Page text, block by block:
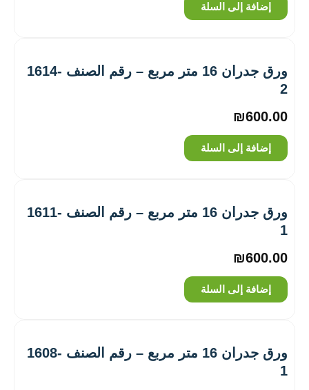
إضافة إلى السلة
ورق جدران 16 متر مربع – رقم الصنف ‎1614-
2
₪600.00
إضافة إلى السلة
ورق جدران 16 متر مربع – رقم الصنف ‎1611-
1
₪600.00
إضافة إلى السلة
ورق جدران 16 متر مربع – رقم الصنف ‎1608-
1